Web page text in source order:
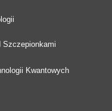
Szczepionkami
Kwantowych